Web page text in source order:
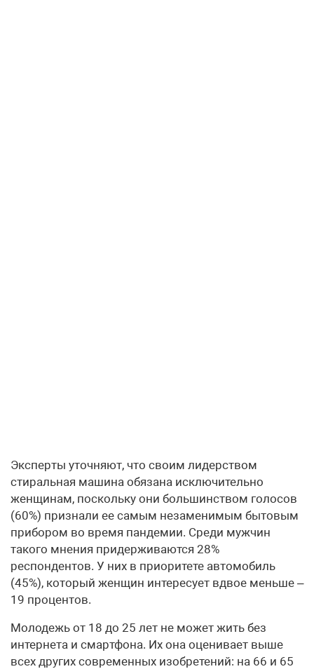
Эксперты уточняют, что своим лидерством
стиральная машина обязана исключительно
женщинам, поскольку они большинством голосов
(60%) признали ее самым незаменимым бытовым
прибором во время пандемии. Среди мужчин
такого мнения придерживаются 28%
респондентов. У них в приоритете автомобиль
(45%), который женщин интересует вдвое меньше –
19 процентов.
Молодежь от 18 до 25 лет не может жить без
интернета и смартфона. Их она оценивает выше
всех других современных изобретений: на 66 и 65